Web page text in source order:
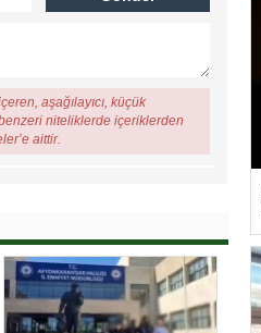
aşağılayıcı, küçük
niteliklerde içeriklerden
aittir.